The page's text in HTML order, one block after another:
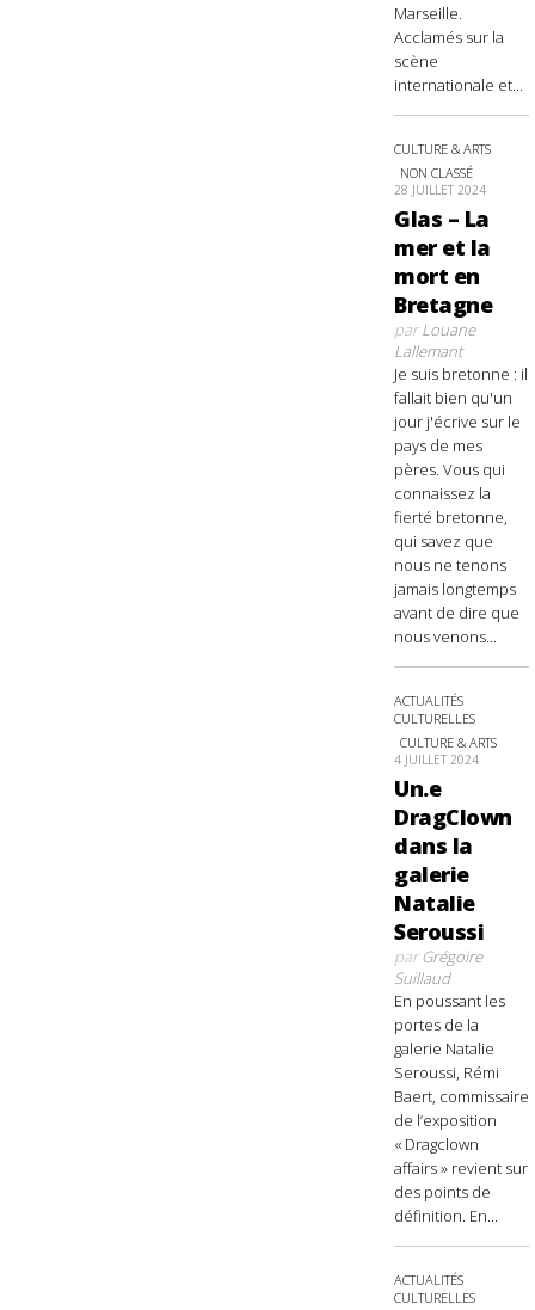
Marseille.
Acclamés sur la
scène
internationale et...
CULTURE & ARTS
NON CLASSÉ
28 JUILLET 2024
Glas – La
mer et la
mort en
Bretagne
parLouane
Lallemant
Je suis bretonne : il
fallait bien qu'un
jour j'écrive sur le
pays de mes
pères. Vous qui
connaissez la
fierté bretonne,
qui savez que
nous ne tenons
jamais longtemps
avant de dire que
nous venons...
ACTUALITÉS
CULTURELLES
CULTURE & ARTS
4 JUILLET 2024
Un.e
DragClown
dans la
galerie
Natalie
Seroussi
parGrégoire
Suillaud
En poussant les
portes de la
galerie Natalie
Seroussi, Rémi
Baert, commissaire
de l’exposition
« Dragclown
affairs » revient sur
des points de
définition. En...
ACTUALITÉS
CULTURELLES